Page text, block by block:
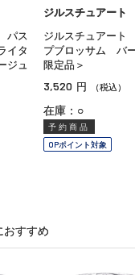
パス
イタ
ジュ
ジルスチュアート
ジルスチュアー
プブロッサム バ
限定品＞
3,520 円 （税込）
在庫：○
予約商品
OPポイント対象
おすすめ